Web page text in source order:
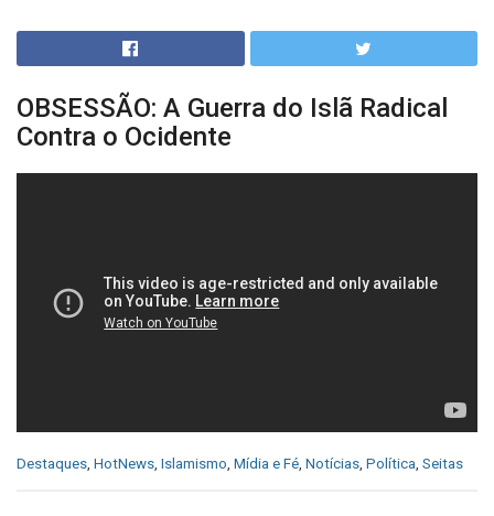
OBSESSÃO: A Guerra do Islã Radical
Contra o Ocidente
C
Destaques, HotNews, Islamismo, Mídia e Fé, Notícias, Política, Seitas